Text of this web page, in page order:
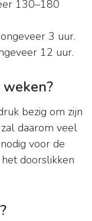
130–180
3 uur.
12 uur.
bezig om zijn
daarom veel
voor de
doorslikken